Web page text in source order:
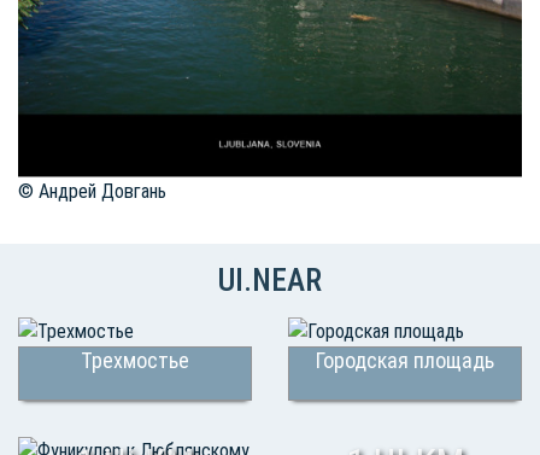
© Андрей Довгань
UI.NEAR
Трехмостье Городская площадь